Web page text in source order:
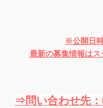
※公開日
最新の募集情報はス
⇒問い合わせ先